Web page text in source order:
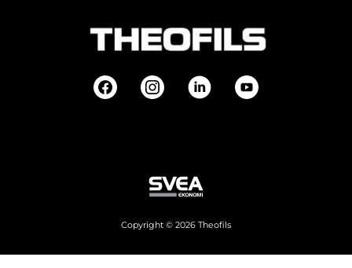
Copyright © 2026 Theofils